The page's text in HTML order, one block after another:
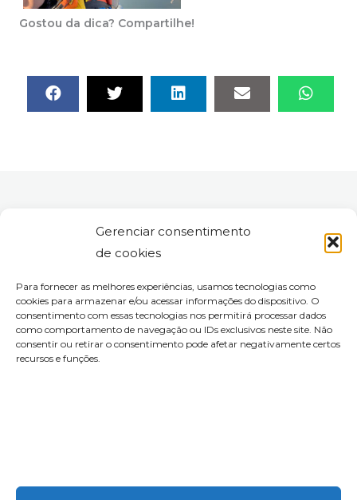
Gerenciar consentimento
de cookies
Para fornecer as melhores experiências, usamos tecnologias como
cookies para armazenar e/ou acessar informações do dispositivo. O
consentimento com essas tecnologias nos permitirá processar dados
como comportamento de navegação ou IDs exclusivos neste site. Não
consentir ou retirar o consentimento pode afetar negativamente certos
recursos e funções.
Gostou da dica? Compartilhe!